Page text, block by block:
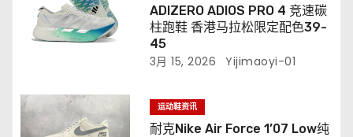
ADIZERO ADIOS PRO 4 竞速碳
柱跑鞋 香港马拉松限定配色39-
45
3月 15, 2026 Yijimaoyi-01
运动鞋资讯
耐克Nike Air Force 1’07 Low纯